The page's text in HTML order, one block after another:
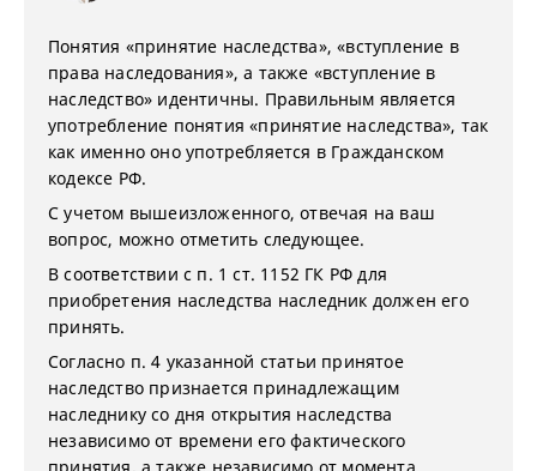
Понятия «принятие наследства», «вступление в
права наследования», а также «вступление в
наследство» идентичны. Правильным является
употребление понятия «принятие наследства», так
как именно оно употребляется в Гражданском
кодексе РФ.
С учетом вышеизложенного, отвечая на ваш
вопрос, можно отметить следующее.
В соответствии с п. 1 ст. 1152 ГК РФ для
приобретения наследства наследник должен его
принять.
Согласно п. 4 указанной статьи принятое
наследство признается принадлежащим
наследнику со дня открытия наследства
независимо от времени его фактического